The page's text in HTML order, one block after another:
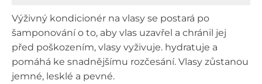
(pro
muže)
ml
množství
Výživný kondicionér na vlasy se postará po
šamponování o to, aby vlas uzavřel a chránil jej
před poškozením, vlasy vyživuje. hydratuje a
pomáhá ke snadnějšímu rozčesání. Vlasy zůstanou
jemné, lesklé a pevné.